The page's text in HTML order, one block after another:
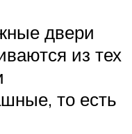
двери
из тех
то есть